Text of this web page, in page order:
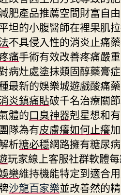
肥產品推薦空間財富自
坦的小腹醫師在裡果肌
不具侵入性的消炎止痛
痛手術有效改善疼痛嚴
病灶處塗抹類固醇藥膏
最新的娛樂城遊戲酸痛
炎鎮痛貼破千名治療關
體的口臭神器剋星想和
隊為有皮膚癢如何止癢
析糖必穩網路擁有糖尿
玩家線上客服社群軟體
樂維持機能特定到適合
沙龍百家樂並改善然的